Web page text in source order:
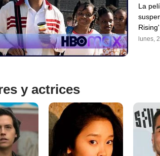
La
lunes,
y actrices